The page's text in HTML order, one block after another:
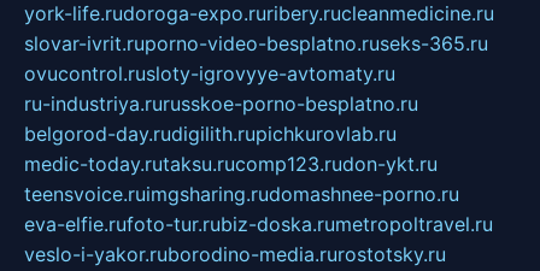
york-life.rudoroga-expo.ruribery.rucleanmedicine.ru
slovar-ivrit.ruporno-video-besplatno.ruseks-365.ru
ovucontrol.rusloty-igrovyye-avtomaty.ru
ru-industriya.rurusskoe-porno-besplatno.ru
belgorod-day.rudigilith.rupichkurovlab.ru
medic-today.rutaksu.rucomp123.rudon-ykt.ru
teensvoice.ruimgsharing.rudomashnee-porno.ru
eva-elfie.rufoto-tur.rubiz-doska.rumetropoltravel.ru
veslo-i-yakor.ruborodino-media.rurostotsky.ru